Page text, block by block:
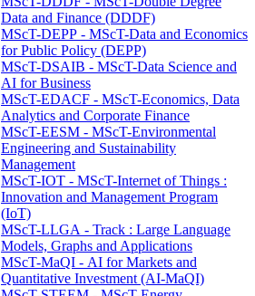
Data and Finance (DDDF)
MScT-DEPP - MScT-Data and Economics
for Public Policy (DEPP)
MScT-DSAIB - MScT-Data Science and
AI for Business
MScT-EDACF - MScT-Economics, Data
Analytics and Corporate Finance
MScT-EESM - MScT-Environmental
Engineering and Sustainability
Management
MScT-IOT - MScT-Internet of Things :
Innovation and Management Program
(IoT)
MScT-LLGA - Track : Large Language
Models, Graphs and Applications
MScT-MaQI - AI for Markets and
Quantitative Investment (AI-MaQI)